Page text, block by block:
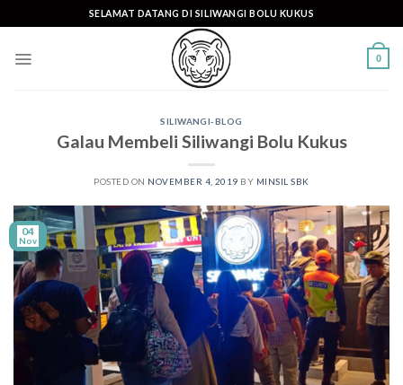
to
SELAMAT DATANG DI SILIWANGI BOLU KUKUS
0
SILIWANGI-BLOG
Galau Membeli Siliwangi Bolu Kukus
POSTED ON NOVEMBER 4, 2019 BY MINSIL SBK
04
Nov